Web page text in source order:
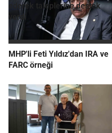
ederek taleplerine destek
verdi
MHP'li Feti Yıldız'dan IRA ve
FARC örneği